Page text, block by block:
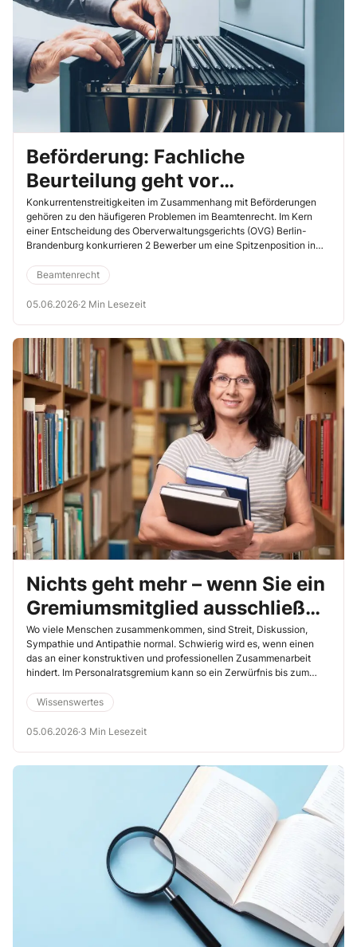
Beförderung: Fachliche
Beurteilung geht vor
Auswahlgespräch
Konkurrentenstreitigkeiten im Zusammenhang mit Beförderungen
gehören zu den häufigeren Problemen im Beamtenrecht. Im Kern
einer Entscheidung des Oberverwaltungsgerichts (OVG) Berlin-
Brandenburg konkurrieren 2 Bewerber um eine Spitzenposition in
Zusammenspiels von dienstlichen Beurteilungen und strukturierten
Auswahlgesprächen als ergänzendes Auswahlinstrument
zusammen.
Beamtenrecht
05.06.2026·2 Min Lesezeit
Nichts geht mehr – wenn Sie ein
Gremiumsmitglied ausschließen
wollen
Wo viele Menschen zusammenkommen, sind Streit, Diskussion,
Sympathie und Antipathie normal. Schwierig wird es, wenn einen
das an einer konstruktiven und professionellen Zusammenarbeit
hindert. Im Personalratsgremium kann so ein Zerwürfnis bis zum
das letzte Mittel sein, wie auch § 30 BPersVG bzw. Ihre
landesgesetzliche Regelung zeigt.
Wissenswertes
05.06.2026·3 Min Lesezeit